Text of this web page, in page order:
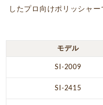
したプロ向けポリッシャー
モデル
SI-2009
SI-2415